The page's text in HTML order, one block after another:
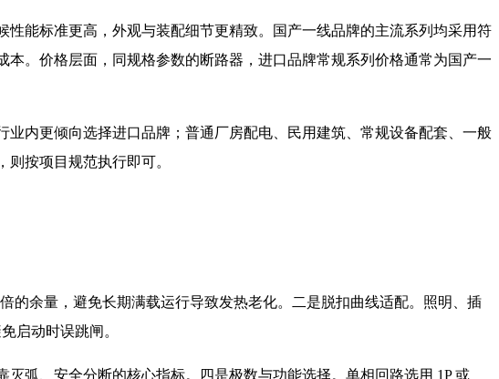
能标准更高，外观与装配细节更精致。国产一线品牌的主流系列均采用符
。价格层面，同规格参数的断路器，进口品牌常规系列价格通常为国产一
内更倾向选择进口品牌；普通厂房配电、民用建筑、常规设备配套、一般
按项目规范执行即可。
的余量，避免长期满载运行导致发热老化。二是脱扣曲线适配。照明、插
启动时误跳闸。
弧、安全分断的核心指标。四是极数与功能选择。单相回路选用 1P 或